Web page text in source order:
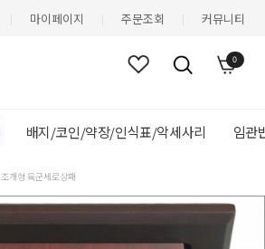
마이페이지 주문조회 커뮤니티
0
배지/코인/약장/인식표/악세사리 임관
조개형 육군세로상패